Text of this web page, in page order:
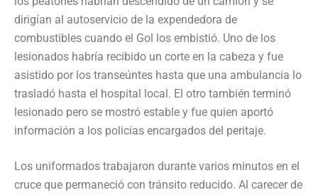
dirigían al autoservicio de la expendedora de
combustibles cuando el Gol los embistió. Uno de los
lesionados habría recibido un corte en la cabeza y fue
asistido por los transeúntes hasta que una ambulancia lo
trasladó hasta el hospital local. El otro también terminó
lesionado pero se mostró estable y fue quien aportó
información a los policías encargados del peritaje.
Los uniformados trabajaron durante varios minutos en el
cruce que permaneció con tránsito reducido. Al carecer de